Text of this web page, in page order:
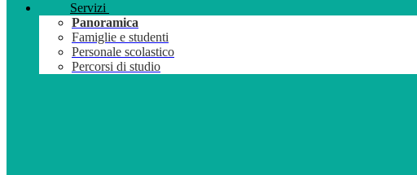
Servizi
Panoramica
Famiglie e studenti
Personale scolastico
Percorsi di studio